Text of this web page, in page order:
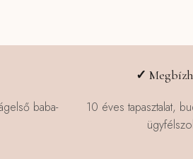
baba-
✓
10 éves tapasztalat,